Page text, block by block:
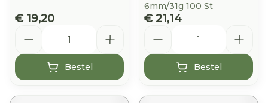
€ 19,20
Bestel
6mm/31g 100 St
€ 21,14
Bestel